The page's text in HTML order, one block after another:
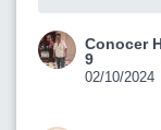
Conocer
9
02/10/2024